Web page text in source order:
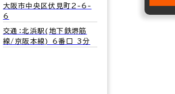
大阪市中央区伏見町2-6-
6
交通：北浜駅(地下鉄堺筋
線/京阪本線) 6番口 3分